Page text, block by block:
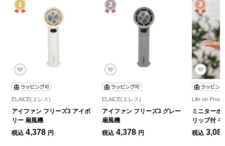
ELAiCE(エレス)
アイファン フリーズ3 アイボ
リー 扇風機
税込 4,378 円
ELAiCE(エレス)
アイファン フリーズ3 グレー
扇風機
税込 4,378 円
ミニターボ
リップ付 モ
税込